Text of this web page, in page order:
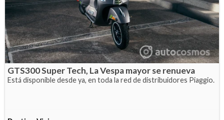
GTS300 Super Tech, La Vespa mayor se renueva
Está disponible desde ya, en toda la red de distribuidores Piaggio.